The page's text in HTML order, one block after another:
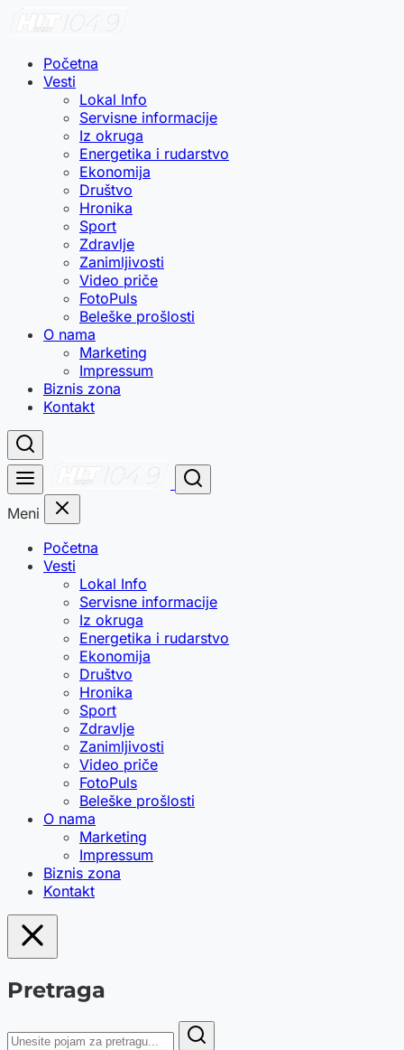
Početna
Vesti
Lokal Info
Servisne informacije
Iz okruga
Energetika i rudarstvo
Ekonomija
Društvo
Hronika
Sport
Zdravlje
Zanimljivosti
Video priče
FotoPuls
Beleške prošlosti
O nama
Marketing
Impressum
Biznis zona
Kontakt
Meni
Početna
Vesti
Lokal Info
Servisne informacije
Iz okruga
Energetika i rudarstvo
Ekonomija
Društvo
Hronika
Sport
Zdravlje
Zanimljivosti
Video priče
FotoPuls
Beleške prošlosti
O nama
Marketing
Impressum
Biznis zona
Kontakt
Pretraga